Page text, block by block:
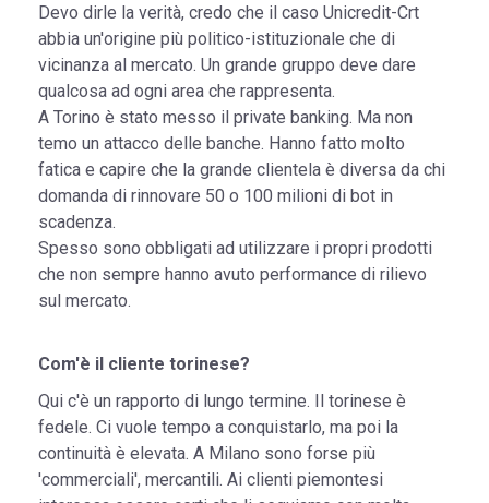
Devo dirle la verità, credo che il caso Unicredit-Crt
abbia un'origine più politico-istituzionale che di
vicinanza al mercato. Un grande gruppo deve dare
qualcosa ad ogni area che rappresenta.
A Torino è stato messo il private banking. Ma non
temo un attacco delle banche. Hanno fatto molto
fatica e capire che la grande clientela è diversa da chi
domanda di rinnovare 50 o 100 milioni di bot in
scadenza.
Spesso sono obbligati ad utilizzare i propri prodotti
che non sempre hanno avuto performance di rilievo
sul mercato.
Com'è il cliente torinese?
Qui c'è un rapporto di lungo termine. Il torinese è
fedele. Ci vuole tempo a conquistarlo, ma poi la
continuità è elevata. A Milano sono forse più
'commerciali', mercantili. Ai clienti piemontesi